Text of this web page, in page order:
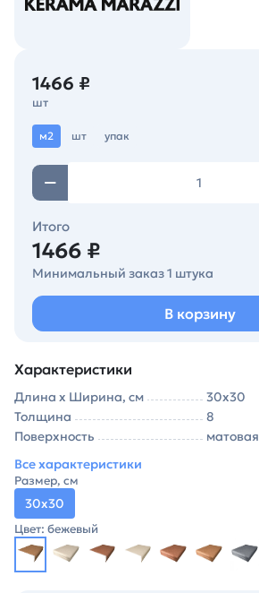
1466 ₽
шт
м2 шт упак
Итого
1466 ₽
Минимальный заказ 1 штука
В корзину
Характеристики
Длина х Ширина, см
30х30
Толщина
8
Поверхность
матовая
Все характеристики
Размер, см
30х30
Цвет: бежевый